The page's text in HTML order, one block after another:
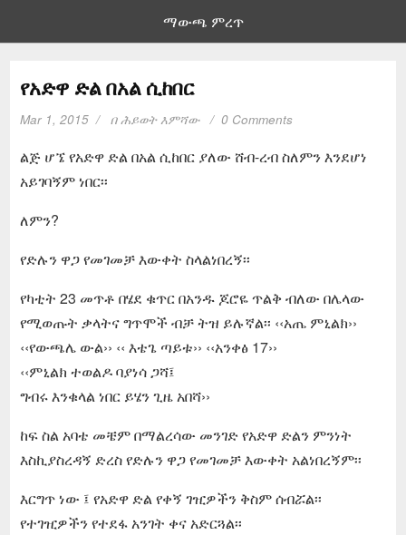
ማውጫ ምረጥ
የአድዋ ድል በአል ሲከበር
Mar 1, 2015 በ ሕይወት እምሻው 0 Comments
ልጅ ሆኜ የአድዋ ድል በአል ሲከበር ያለው ሸብ-ረብ ስለምን እንደሆነ
አይገባኝም ነበር፡፡
ለምን?
የድሉን ዋጋ የመገመቻ እውቀት ስላልነበረኝ፡፡
የካቲት 23 መጥቶ በሄደ ቁጥር በአንዱ ጆሮዬ ጥልቅ ብለው በሌላው
የሚወጡት ቃላትና ግጥሞች ብቻ ትዝ ይሉኛል፡፡ ‹‹አጤ ምኒልክ››
‹‹የውጫሌ ውል›› ‹‹ እቴጌ ጣይቱ›› ‹‹አንቀፅ 17››
‹‹ምኒልክ ተወልዶ ባያነሳ ጋሻ፤
ግብሩ እንቁላል ነበር ይሄን ጊዜ አበሻ››
ከፍ ስል አባቴ መቼም በማልረሳው መንገድ የአድዋ ድልን ምንነት
እስኪያስረዳኝ ድረስ የድሉን ዋጋ የመገመቻ እውቀት አልነበረኝም፡፡
እርግጥ ነው ፤ የአድዋ ድል የቀኝ ገዢዎችን ቅስም ሰብሯል፡፡
የተገዢዎችን የተደፋ አንገት ቀና አድርጓል፡፡